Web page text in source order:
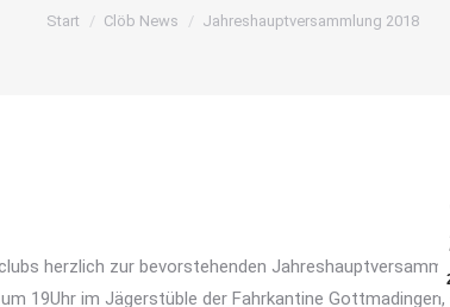
Sie befinden sich hier:
Start Clöb News Jahreshauptversammlung 2018
herzlich zur bevorstehenden
19Uhr im Jägerstüble der Fahrkantine